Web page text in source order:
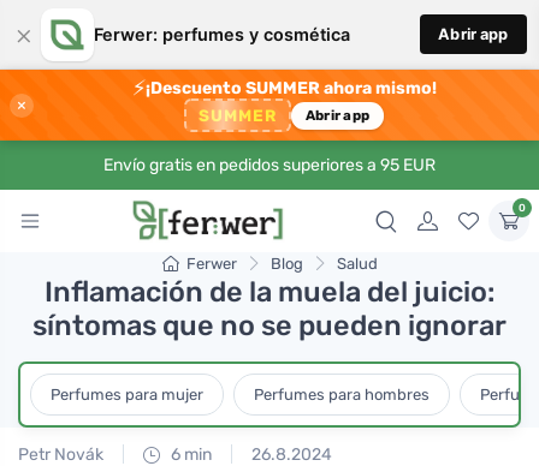
× Ferwer: perfumes y cosmética Abrir app
×
⚡¡Descuento SUMMER ahora mismo!
SUMMER Abrir app
Envío gratis en pedidos superiores a 95 EUR
0
Ferwer Blog Salud
Inflamación de la muela del juicio:
síntomas que no se pueden ignorar
Perfumes para mujer Perfumes para hombres
Petr Novák 6 min 26.8.2024